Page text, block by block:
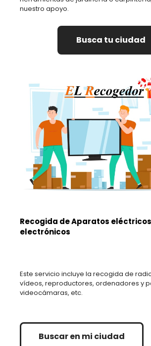
nuestro apoyo.
Busca tu ciudad
Recogida de Aparatos
electrónicos
Este servicio incluye la recogida de
vídeos, reproductores, ordenadores y
videocámaras, etc.
Buscar en mi ciudad